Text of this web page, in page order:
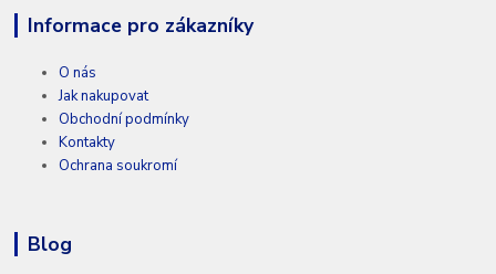
Informace pro zákazníky
O nás
Jak nakupovat
Obchodní podmínky
Kontakty
Ochrana soukromí
Blog